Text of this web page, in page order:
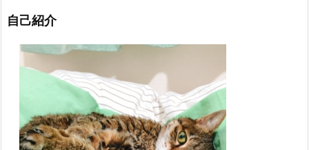
自己紹介